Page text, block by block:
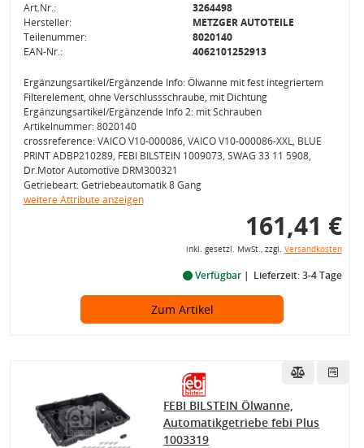
Art.Nr.:
3264498
Hersteller:
METZGER AUTOTEILE
Teilenummer:
8020140
EAN-Nr.:
4062101252913
Ergänzungsartikel/Ergänzende Info: Ölwanne mit fest integriertem
Filterelement, ohne Verschlussschraube, mit Dichtung
Ergänzungsartikel/Ergänzende Info 2: mit Schrauben
Artikelnummer: 8020140
crossreference: VAICO V10-000086, VAICO V10-000086-XXL, BLUE
PRINT ADBP210289, FEBI BILSTEIN 1009073, SWAG 33 11 5908,
Dr.Motor Automotive DRM300321
Getriebeart: Getriebeautomatik 8 Gang
weitere Attribute anzeigen
161,41 €
inkl. gesetzl. MwSt., zzgl. Versandkosten
Verfügbar Lieferzeit: 3-4 Tage
Zum Artikel
FEBI BILSTEIN Ölwanne,
Automatikgetriebe febi Plus
1003319